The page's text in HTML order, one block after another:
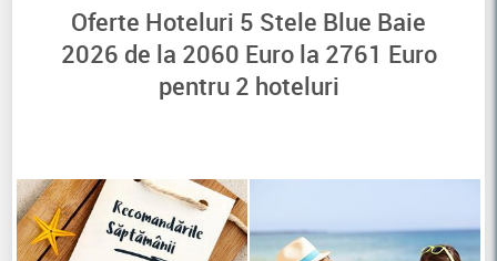
Oferte Hoteluri 5 Stele Blue Baie
2026 de la 2060 Euro la 2761 Euro
pentru 2 hoteluri